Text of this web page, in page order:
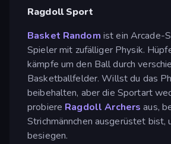
Ragdoll Sport
Basket Random ist ein Arcade-
Spieler mit zufälliger Physik.
kämpfe um den Ball durch
Basketballfelder. Willst du das
beibehalten, aber die Sportart
probiere Ragdoll Archers aus,
Strichmännchen ausgerüstet bist,
besiegen.